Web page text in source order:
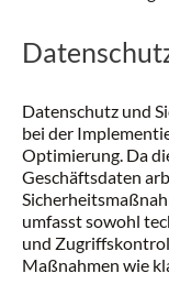
Datenschutz und
bei der
Optimierung. Da
Geschäftsdaten
umfasst sowohl
und
Maßnahmen wie